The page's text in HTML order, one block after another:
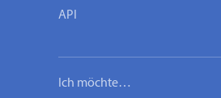
API
Ich möchte…